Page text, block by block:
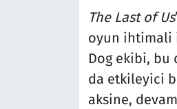
The Last of Us
oyun ihtimali
Dog ekibi, bu
da etkileyici
aksine,